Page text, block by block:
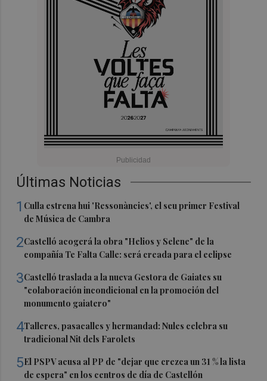
Últimas Noticias
1 Culla estrena hui 'Ressonàncies', el seu primer Festival
de Música de Cambra
2Castelló acogerá la obra "Helios y Selene" de la
compañía Te Falta Calle: será creada para el eclipse
3Castelló traslada a la nueva Gestora de Gaiates su
"colaboración incondicional en la promoción del
monumento gaiatero"
4Talleres, pasacalles y hermandad: Nules celebra su
tradicional Nit dels Farolets
5El PSPV acusa al PP de "dejar que crezca un 31 % la lista
de espera" en los centros de día de Castellón